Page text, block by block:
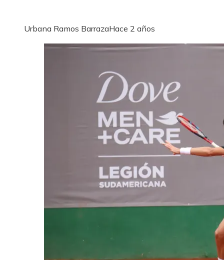
Urbana Ramos BarrazaHace 2 años